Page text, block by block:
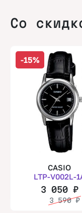
Со
-15%
CASIO
LTP-V002L-
3 050 ₽
3 590₽